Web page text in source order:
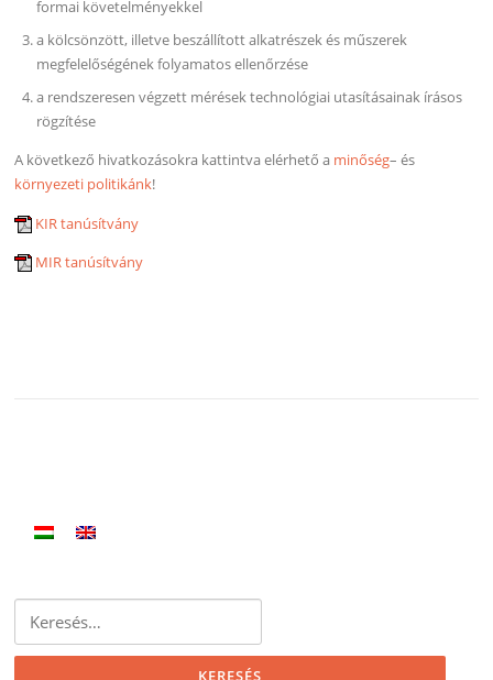
formai követelményekkel
a kölcsönzött, illetve beszállított alkatrészek és műszerek
megfelelőségének folyamatos ellenőrzése
a rendszeresen végzett mérések technológiai utasításainak írásos
rögzítése
A következő hivatkozásokra kattintva elérhető a minőség– és
környezeti politikánk!
KIR tanúsítvány
MIR tanúsítvány